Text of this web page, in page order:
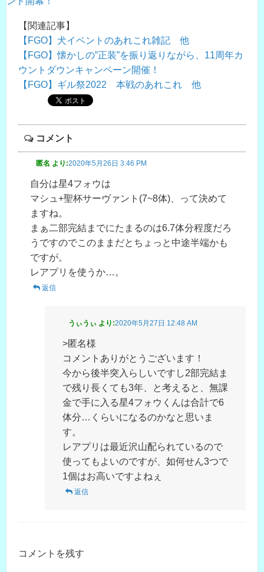
【関連記事】
【FGO】犬イベントのあれこれ雑記 他
【FGO】懐かしの”正装”を振り返りながら、11周年カ
ウントダウンキャンペーン開催！
【FGO】ギル祭2022 本戦のあれこれ 他
コメント
匿名 より:2020年5月26日 3:46 PM
自分は星4フォウは
マシュ+聖杯サーヴァント(7~8体)、って決めて
ますね。
まぁ二部完結までにたまるのは6.7体分程度だろ
うですのでこのままだとちょっと中途半端かも
ですが。
レアプリを使うか…。
返信
うぃうぃ より:2020年5月27日 12:48 AM
>匿名様
コメントありがとうございます！
今から後半突入らしいですし2部完結ま
で残り長くても3年、と考えると、無課
金で手に入る星4フォウくんは合計で6
体分…くらいになるのかなと思いま
す。
レアプリは最近沢山配られているので
使ってもよいのですが、如何せん3つで
1個はお高いですよねぇ
返信
コメントを残す